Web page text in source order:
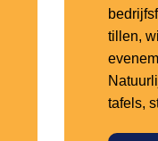
tillen,
tafels,